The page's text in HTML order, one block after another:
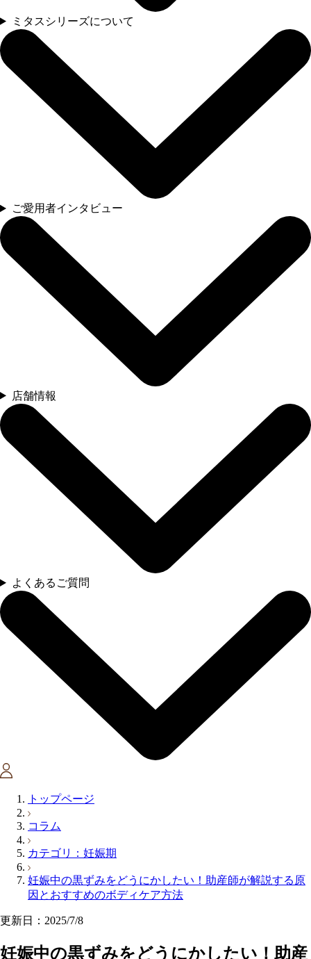
ミタスシリーズについて
ご愛用者インタビュー
店舗情報
よくあるご質問
トップページ
コラム
カテゴリ：妊娠期
妊娠中の黒ずみをどうにかしたい！助産師が解説する原
因とおすすめのボディケア方法
更新日：2025/7/8
妊娠中の黒ずみをどうにかしたい！助産